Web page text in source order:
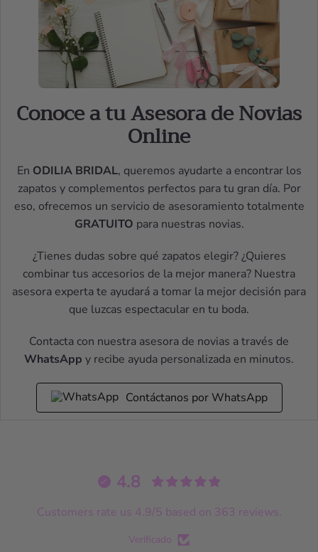
Conoce a tu Asesora de Novias
Online
En ODILIA BRIDAL, queremos ayudarte a encontrar los
zapatos y complementos perfectos para tu gran día. Por
eso, ofrecemos un servicio de asesoramiento totalmente
GRATUITO para nuestras novias.
¿Tienes dudas sobre qué zapatos elegir? ¿Quieres
combinar tus accesorios de la mejor manera? Nuestra
asesora experta te ayudará a tomar la mejor decisión para
que luzcas espectacular en tu boda.
Contacta con nuestra asesora de novias a través de
WhatsApp y recibe ayuda personalizada en minutos.
Contáctanos por WhatsApp
4.8
Customers rate us 4.9/5 based on 363 reviews.
Verificado